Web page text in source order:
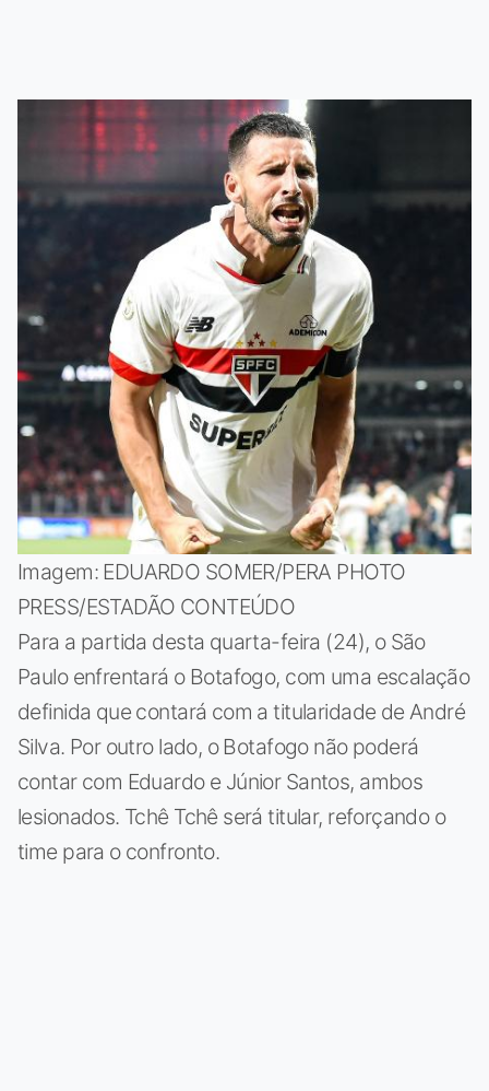
Imagem: EDUARDO SOMER/PERA PHOTO
PRESS/ESTADÃO CONTEÚDO
Para a partida desta quarta-feira (24), o São
Paulo enfrentará o Botafogo, com uma escalação
definida que contará com a titularidade de André
Silva. Por outro lado, o Botafogo não poderá
contar com Eduardo e Júnior Santos, ambos
lesionados. Tchê Tchê será titular, reforçando o
time para o confronto.